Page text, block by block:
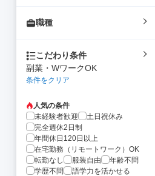
職種
こだわり条件
副業・WワークOK
条件をクリア
人気の条件
未経験者歓迎
土日祝休み
完全週休2日制
年間休日120日以上
在宅勤務（リモートワーク）OK
転勤なし
服装自由
年齢不問
学歴不問
語学力を活かせる